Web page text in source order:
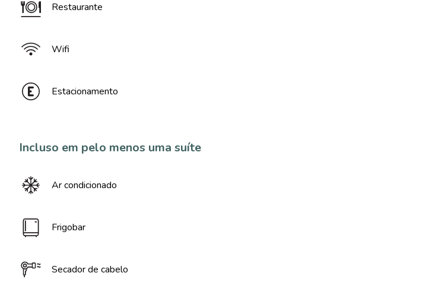
Restaurante
Wifi
Estacionamento
Incluso em pelo menos uma suíte
Ar condicionado
Frigobar
Secador de cabelo